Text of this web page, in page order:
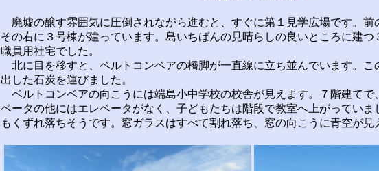
廃墟の醸す雰囲気に圧倒されながら進むと、すぐに第１見学広場です。前
その右に３号棟が建っています。島いちばんの見晴らしの良いところに建つ
職員用社宅でした。
北に目を移すと、ベルトコンベアの橋脚が一直線に立ち並んでいます。こ
出した石炭を運びました。
ベルトコンベアの向こうには端島小中学校の校舎が見えます。７階建てで
ベータの他にはエレベータがなく、子どもたちは階段で教室へ上がっていま
もくずれ落ちそうです。窓ガラスはすべて割れ落ち、窓の向こうに青空が見